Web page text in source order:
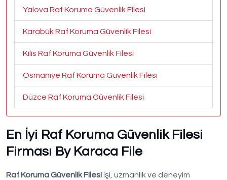
Yalova Raf Koruma Güvenlik Filesi
Karabük Raf Koruma Güvenlik Filesi
Kilis Raf Koruma Güvenlik Filesi
Osmaniye Raf Koruma Güvenlik Filesi
Düzce Raf Koruma Güvenlik Filesi
En İyi Raf Koruma Güvenlik Filesi
Firması By Karaca File
Raf Koruma Güvenlik Filesiişi, uzmanlık ve deneyim